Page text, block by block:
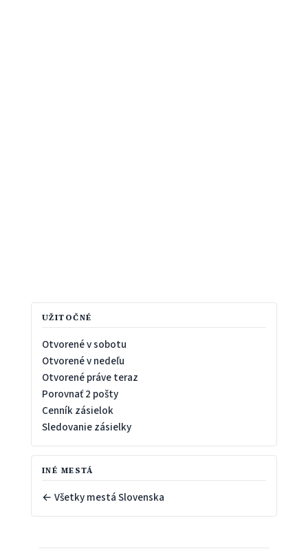
UŽITOČNÉ
Otvorené v sobotu
Otvorené v nedeľu
Otvorené práve teraz
Porovnať 2 pošty
Cenník zásielok
Sledovanie zásielky
INÉ MESTÁ
← Všetky mestá Slovenska